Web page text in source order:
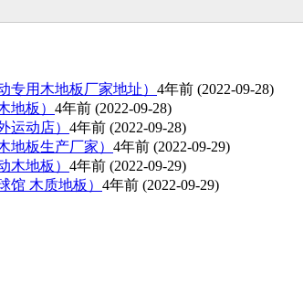
专用木地板厂家地址） 4年前 (2022-09-28)
地板） 4年前 (2022-09-28)
运动店） 4年前 (2022-09-28)
地板生产厂家） 4年前 (2022-09-29)
木地板） 4年前 (2022-09-29)
馆 木质地板） 4年前 (2022-09-29)